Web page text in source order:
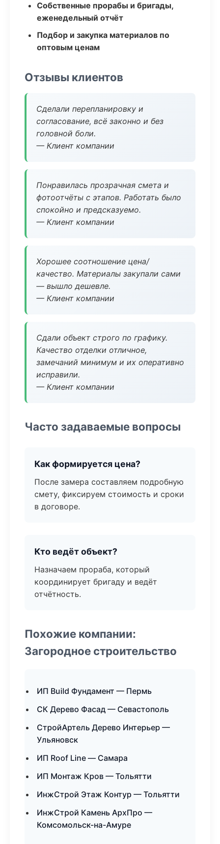
Собственные прорабы и бригады,
еженедельный отчёт
Подбор и закупка материалов по
оптовым ценам
Отзывы клиентов
Сделали перепланировку и
согласование, всё законно и без
головной боли.
— Клиент компании
Понравилась прозрачная смета и
фотоотчёты с этапов. Работать было
спокойно и предсказуемо.
— Клиент компании
Хорошее соотношение цена/
качество. Материалы закупали сами
— вышло дешевле.
— Клиент компании
Сдали объект строго по графику.
Качество отделки отличное,
замечаний минимум и их оперативно
исправили.
— Клиент компании
Часто задаваемые вопросы
Как формируется цена?
После замера составляем подробную
смету, фиксируем стоимость и сроки
в договоре.
Кто ведёт объект?
Назначаем прораба, который
координирует бригаду и ведёт
отчётность.
Похожие компании:
Загородное строительство
ИП Build Фундамент — Пермь
СК Дерево Фасад — Севастополь
СтройАртель Дерево Интерьер —
Ульяновск
ИП Roof Line — Самара
ИП Монтаж Кров — Тольятти
ИнжСтрой Этаж Контур — Тольятти
ИнжСтрой Камень АрхПро —
Комсомольск-на-Амуре